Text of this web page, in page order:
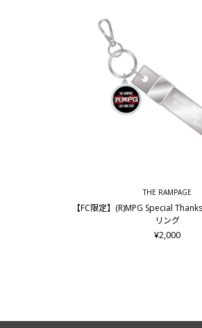
THE RAMPAGE
【FC限定】(R)MPG Special
リング
¥2,000